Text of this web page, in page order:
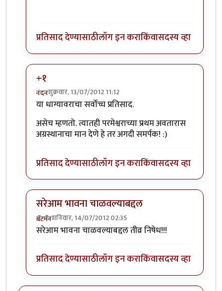
प्रतिसाद देण्यासाठीलॉग इन कराकिंवासदस्य व्हा
+१
नंदनशुक्रवार, 13/07/2012 11:12
In reply to...byगवि
या धाग्यावराचा सर्वोच्च प्रतिसाद.
असेच म्हणतो. त्यातही परमेश्वराच्या प्रथम अवतारास
अग्रस्थानाचा मान देणे हे तर अगदी समर्पक! :)
प्रतिसाद देण्यासाठीलॉग इन कराकिंवासदस्य व्हा
सरेआम भावना चाळवल्याबद्दल
बॅटमॅनशनिवार, 14/07/2012 02:35
In reply to...byगवि
सरेआम भावना चाळवल्याबद्दल तीव्र निषेध!!!
प्रतिसाद देण्यासाठीलॉग इन कराकिंवासदस्य व्हा